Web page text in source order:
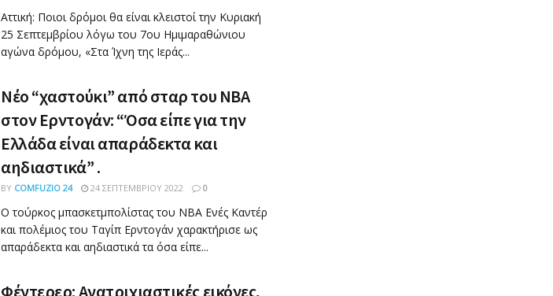
Αττική: Ποιοι δρόμοι θα είναι κλειστοί την Κυριακή
25 Σεπτεμβρίου λόγω του 7ου Ημιμαραθώνιου
αγώνα δρόμου, «Στα Ίχνη της Ιεράς...
Νέο “χαστούκι” από σταρ του ΝΒΑ
στον Ερντογάν: “Όσα είπε για την
Ελλάδα είναι απαράδεκτα και
αηδιαστικά” .
BY COMFUZIO 24 24 ΣΕΠΤΕΜΒΡΊΟΥ 2022 0
Ο τούρκος μπασκετμπολίστας του ΝΒΑ Ενές Καντέρ
και πολέμιος του Ταγίπ Ερντογάν χαρακτήρισε ως
απαράδεκτα και αηδιαστικά τα όσα είπε...
Φέντερερ: Ανατριχιαστικές εικόνες,